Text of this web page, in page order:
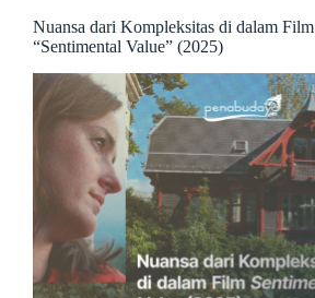
Nuansa dari Kompleksitas di dalam Film
“Sentimental Value” (2025)